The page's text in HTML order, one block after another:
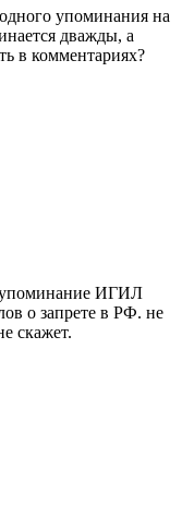
упоминания на
дважды, а
в комментариях?
упоминание ИГИЛ
о запрете в РФ. не
скажет.